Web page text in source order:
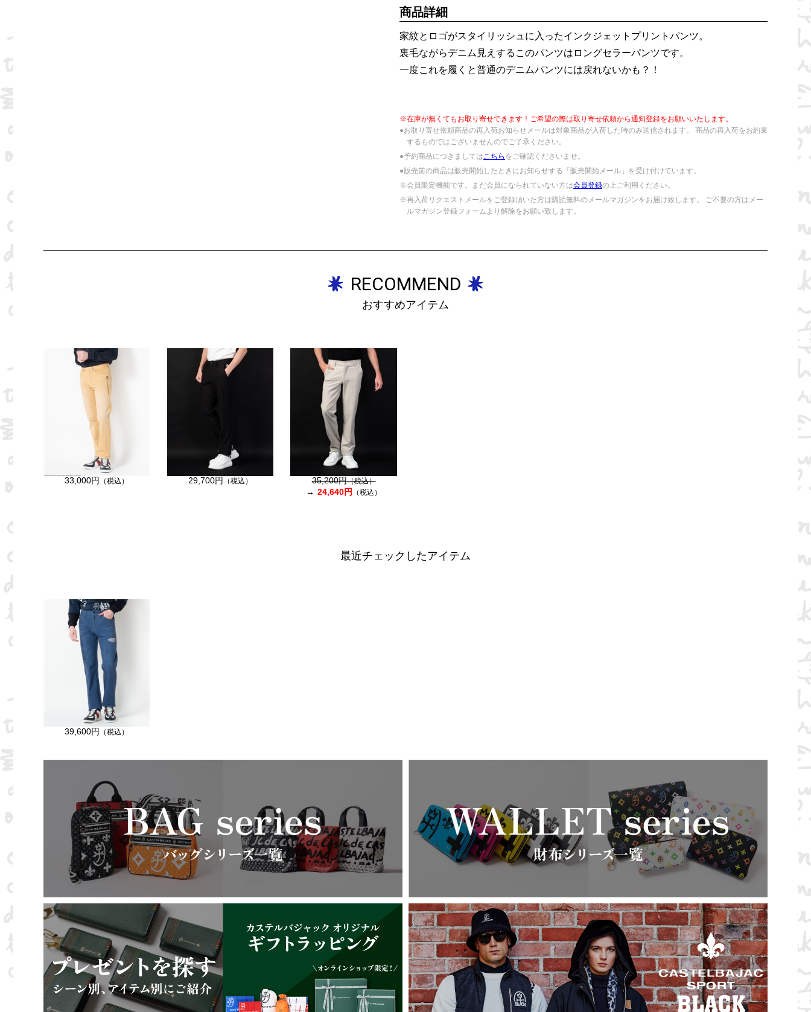
商品詳細
家紋とロゴがスタイリッシュに入ったインクジェットプリントパンツ。
裏毛ながらデニム見えするこのパンツはロングセラーパンツです。
一度これを履くと普通のデニムパンツには戻れないかも？！
※在庫が無くてもお取り寄せできます！ご希望の際は取り寄せ依頼から通知登録をお願いいたします。
●お取り寄せ依頼商品の再入荷お知らせメールは対象商品が入荷した時のみ送信されます。 商品の再入荷をお約束
するものではございませんのでご了承ください。
●予約商品につきましてはこちら をご確認くださいませ。
●販売前の商品は販売開始したときにお知らせする「販売開始メール」を受け付けています。
※会員限定機能です。まだ会員になられていない方は会員登録の上ご利用ください。
※再入荷リクエストメールをご登録頂いた方は購読無料のメールマガジンをお届け致します。 ご不要の方はメー
ルマガジン登録フォームより解除をお願い致します。
RECOMMEND
おすすめアイテム
33,000円 （税込） 29,700円 （税込） 35,200円（税込）
24,640円 （税込）
最近チェックしたアイテム
39,600円 （税込）